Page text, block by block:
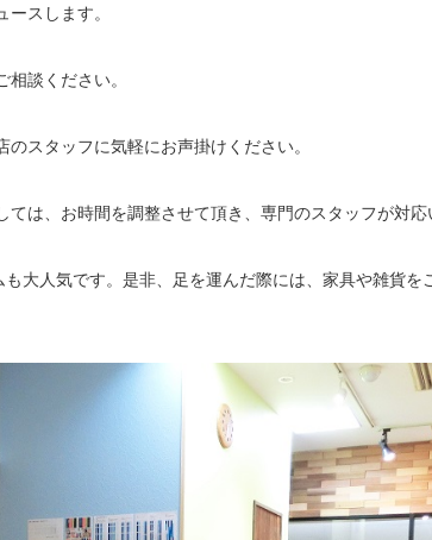
スします。
談ください。
のスタッフに気軽にお声掛けください。
ては、お時間を調整させて頂き、専門のスタッフが対応
大人気です。是非、足を運んだ際には、家具や雑貨を